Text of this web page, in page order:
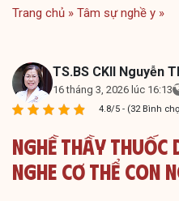
Trang chủ » Tâm sự nghề y »
TS.BS CKII Nguyễn
16 tháng 3, 2026 lúc 16:13
4.8/5 - (32 Bình
Nghề Thầy Thuốc
Nghe Cơ Thể Con